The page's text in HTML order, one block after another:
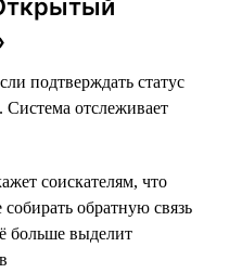
подтверждать статус
Система отслеживает
соискателям, что
обратную связь
больше выделит